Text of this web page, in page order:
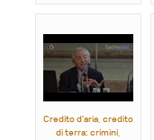
Credito d'aria, credito
di terra: crimini,